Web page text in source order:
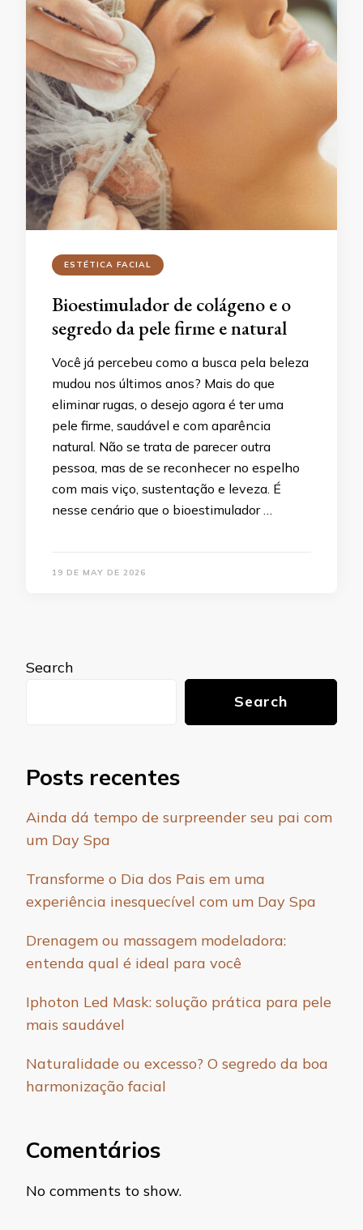
ESTÉTICA FACIAL
Bioestimulador de colágeno e o
segredo da pele firme e natural
Você já percebeu como a busca pela beleza
mudou nos últimos anos? Mais do que
eliminar rugas, o desejo agora é ter uma
pele firme, saudável e com aparência
natural. Não se trata de parecer outra
pessoa, mas de se reconhecer no espelho
com mais viço, sustentação e leveza. É
nesse cenário que o bioestimulador …
19 DE MAY DE 2026
Search
Search
Posts recentes
Ainda dá tempo de surpreender seu pai com
um Day Spa
Transforme o Dia dos Pais em uma
experiência inesquecível com um Day Spa
Drenagem ou massagem modeladora:
entenda qual é ideal para você
Iphoton Led Mask: solução prática para pele
mais saudável
Naturalidade ou excesso? O segredo da boa
harmonização facial
Comentários
No comments to show.